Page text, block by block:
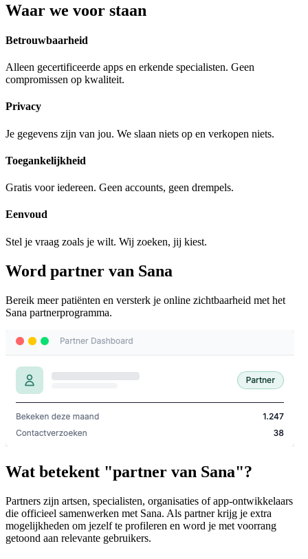
Waar we voor staan
Betrouwbaarheid
Alleen gecertificeerde apps en erkende specialisten. Geen
compromissen op kwaliteit.
Privacy
Je gegevens zijn van jou. We slaan niets op en verkopen niets.
Toegankelijkheid
Gratis voor iedereen. Geen accounts, geen drempels.
Eenvoud
Stel je vraag zoals je wilt. Wij zoeken, jij kiest.
Word partner van Sana
Bereik meer patiënten en versterk je online zichtbaarheid met het
Sana partnerprogramma.
Wat betekent "partner van Sana"?
Partners zijn artsen, specialisten, organisaties of app-ontwikkelaars
die officieel samenwerken met Sana. Als partner krijg je extra
mogelijkheden om jezelf te profileren en word je met voorrang
getoond aan relevante gebruikers.